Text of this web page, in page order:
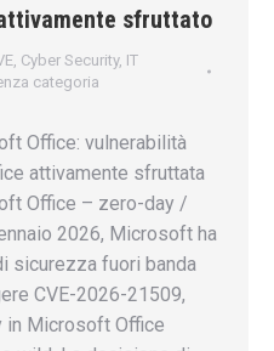
sfruttato
, Cyber Security, IT
categoria
Office: vulnerabilità
attivamente sfruttata
Office – zero-day /
2026, Microsoft ha
sicurezza fuori banda
CVE-2026-21509,
in Microsoft Office